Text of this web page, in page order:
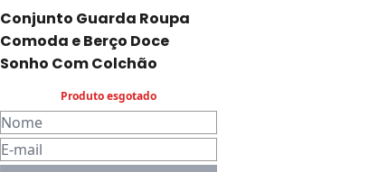
Conjunto Guarda Roupa
Comoda e Berço Doce
Sonho Com Colchão
Produto esgotado